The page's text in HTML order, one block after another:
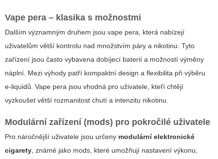
Vape pera – klasika s možnostmi
Dalším významným druhem jsou vape pera, která nabízejí
uživatelům větší kontrolu nad množstvím páry a nikotinu. Tyto
zařízení jsou často vybavena dobíjecí baterií a možností výměny
náplní. Mezi výhody patří kompaktní design a flexibilita při výběru
e-liquidů. Vape pera jsou vhodná pro uživatele, kteří chtějí
vyzkoušet větší rozmanitost chutí a intenzitu nikotinu.
Modulární zařízení (mods) pro pokročilé uživatele
Pro náročnější uživatele jsou určeny modulární elektronické
cigarety , známé jako mods, které umožňují nastavení výkonu,